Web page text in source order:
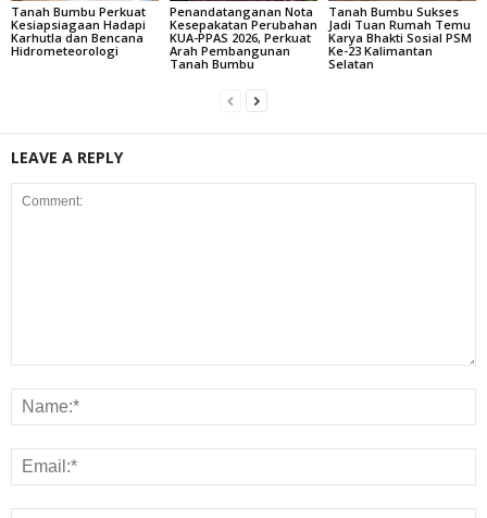
Tanah Bumbu Perkuat
Kesiapsiagaan Hadapi
Karhutla dan Bencana
Hidrometeorologi
Penandatanganan Nota
Kesepakatan Perubahan
KUA-PPAS 2026, Perkuat
Arah Pembangunan
Tanah Bumbu
Tanah Bumbu Sukses
Jadi Tuan Rumah Temu
Karya Bhakti Sosial PSM
Ke-23 Kalimantan
Selatan
LEAVE A REPLY